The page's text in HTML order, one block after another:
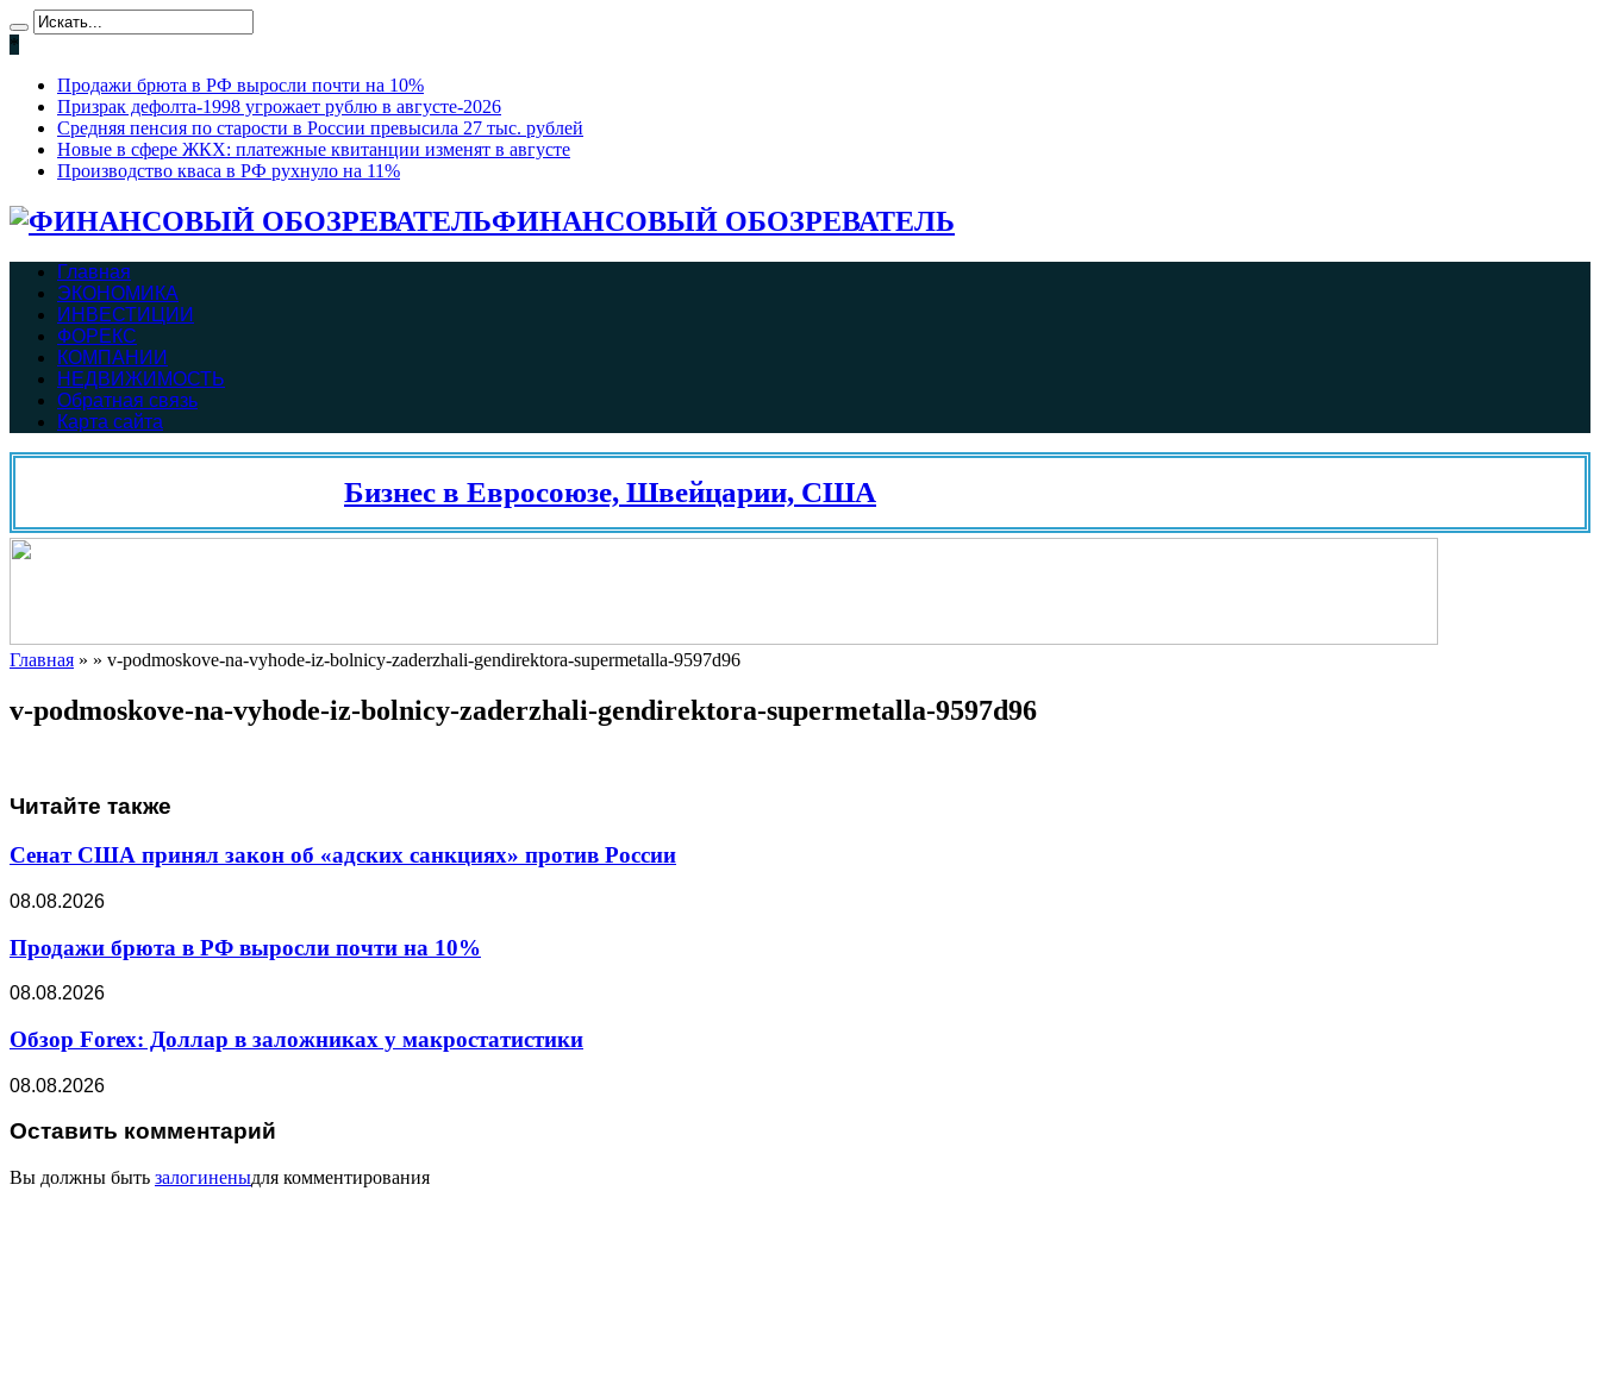
*
Продажи брюта в РФ выросли почти на 10%
Призрак дефолта-1998 угрожает рублю в августе-2026
Средняя пенсия по старости в России превысила 27 тыс. рублей
Новые в сфере ЖКХ: платежные квитанции изменят в августе
Производство кваса в РФ рухнуло на 11%
ФИНАНСОВЫЙ ОБОЗРЕВАТЕЛЬ
Главная
ЭКОНОМИКА
ИНВЕСТИЦИИ
ФОРЕКС
КОМПАНИИ
НЕДВИЖИМОСТЬ
Обратная связь
Карта сайта
Бизнес в Евросоюзе, Швейцарии, США
Главная » » v-podmoskove-na-vyhode-iz-bolnicy-zaderzhali-gendirektora-supermetalla-9597d96
v-podmoskove-na-vyhode-iz-bolnicy-zaderzhali-gendirektora-supermetalla-9597d96
Читайте также
Сенат США принял закон об «адских санкциях» против России
08.08.2026
Продажи брюта в РФ выросли почти на 10%
08.08.2026
Обзор Forex: Доллар в заложниках у макростатистики
08.08.2026
Оставить комментарий
Вы должны быть залогиненыдля комментирования